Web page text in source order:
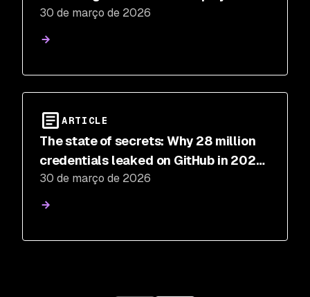
Default
30 de março de 2026
ARTICLE
The state of secrets: Why 28 million
credentials leaked on GitHub in 2025,
and what to do about it
30 de março de 2026